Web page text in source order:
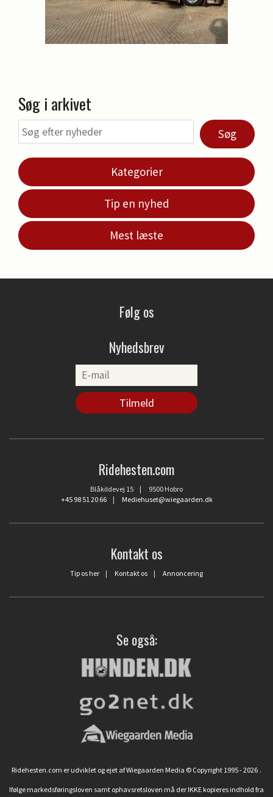
Søg i arkivet
Søg
Kategorier
Tip en nyhed
Mest læste
Følg os
Nyhedsbrev
Ridehesten.com
Blåkildevej 15 | 9500 Hobro
+45 98 51 20 66| Mediehuset@wiegaarden.dk
Kontakt os
Tip os her | Kontakt os | Annoncering
Se også:
Ridehesten.com er udviklet og ejet af Wiegaarden Media © Copyright 1995 - 2026 .
Ifølge markedsføringsloven samt ophavsretsloven må der IKKE kopieres indhold fra